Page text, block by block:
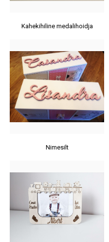
Kahekihiline medalihoidja
Nimesilt